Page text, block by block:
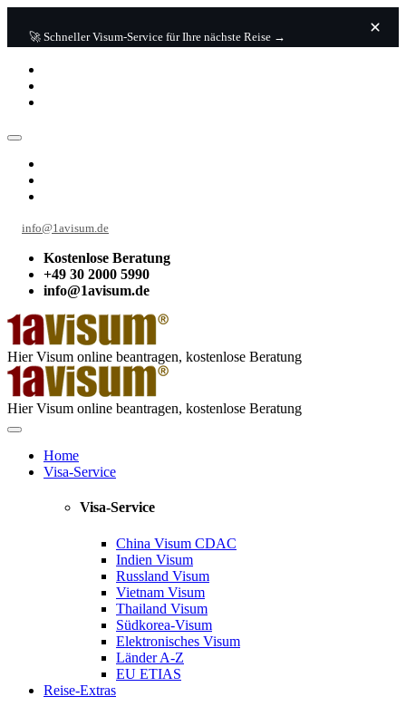
🚀 Schneller Visum-Service für Ihre nächste Reise →
info@1avisum.de
Kostenlose Beratung
+49 30 2000 5990
info@1avisum.de
Hier Visum online beantragen, kostenlose Beratung
Hier Visum online beantragen, kostenlose Beratung
Home
Visa-Service
Visa-Service
China Visum CDAC
Indien Visum
Russland Visum
Vietnam Visum
Thailand Visum
Südkorea-Visum
Elektronisches Visum
Länder A-Z
EU ETIAS
Reise-Extras